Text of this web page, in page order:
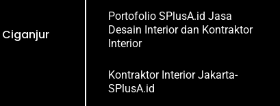
Ciganjur
Portofolio SPlusA.id Jasa
Desain Interior dan Kontraktor
Interior
Kontraktor Interior Jakarta-
SPlusA.id